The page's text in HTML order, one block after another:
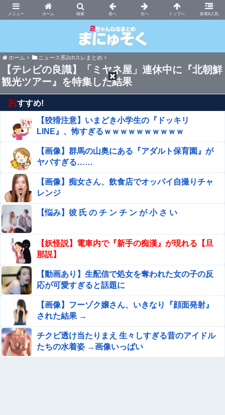
ホーム 新着&人気
まにゅそく 2chまとめニュース速報VIP
ホーム ニュース系2chスレまとめ
【テレビの良識】「ミヤネ屋」連休中に『北朝鮮
観光ツアー』を特集した結果
おすすめ!
【狡猾注意】いまどき小学生の『ドッキリ
LINE』、怖すぎるｗｗｗｗｗｗｗｗｗｗ
【画像】群馬の山奥にある『アダルト保育園』が
ヤバすぎる……
【画像】痴女さん、飲食店でオッパイ自撮りチャ
レンジ
【悩み】彼 氏 の チ ン チ ン が 小 さ い
【妖怪説】電車内で『新手の痴漢』が現れる【旦
那説】
【動画あり】生配信で処女を奪われた女の子の反
応が可愛すぎると話題に
【画像】フーゾク嬢さん、いきなり『顔面発射』
された結果 →
チクビ透け当たりまえ 生々しすぎる昔のアイドル
たちの水着姿 →画像いっぱい